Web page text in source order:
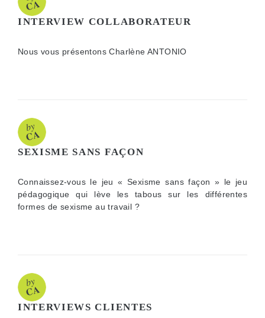
INTERVIEW COLLABORATEUR
Nous vous présentons Charlène ANTONIO
SEXISME SANS FAÇON
Connaissez-vous le jeu « Sexisme sans façon » le jeu
pédagogique qui lève les tabous sur les différentes
formes de sexisme au travail ?
INTERVIEWS CLIENTES